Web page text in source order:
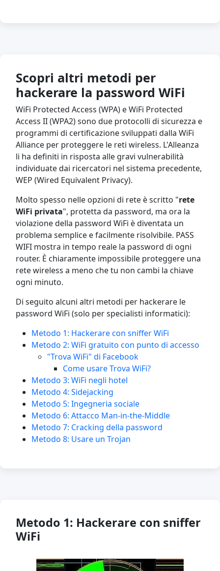
Scopri altri metodi per
hackerare la password WiFi
WiFi Protected Access (WPA) e WiFi Protected
Access II (WPA2) sono due protocolli di sicurezza e
programmi di certificazione sviluppati dalla WiFi
Alliance per proteggere le reti wireless. L'Alleanza
li ha definiti in risposta alle gravi vulnerabilità
individuate dai ricercatori nel sistema precedente,
WEP (Wired Equivalent Privacy).
Molto spesso nelle opzioni di rete è scritto "rete
WiFi privata", protetta da password, ma ora la
violazione della password WiFi è diventata un
problema semplice e facilmente risolvibile. PASS
WIFI mostra in tempo reale la password di ogni
router. È chiaramente impossibile proteggere una
rete wireless a meno che tu non cambi la chiave
ogni minuto.
Di seguito alcuni altri metodi per hackerare le
password WiFi (solo per specialisti informatici):
Metodo 1: Hackerare con sniffer WiFi
Metodo 2: WiFi gratuito con punto di accesso
"Trova WiFi" di Facebook
Come usare Trova WiFi?
Metodo 3: WiFi negli hotel
Metodo 4: Sidejacking
Metodo 5: Ingegneria sociale
Metodo 6: Attacco Man-in-the-Middle
Metodo 7: Cracking della password
Metodo 8: Usare un Trojan
Metodo 1: Hackerare con sniffer
WiFi